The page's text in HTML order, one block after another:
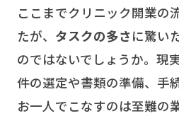
ここまでクリニック開業の
たが、 タスクの多さに驚い
のではないでしょうか。現
件の選定や書類の準備、手
お一人でこなすのは至難の業